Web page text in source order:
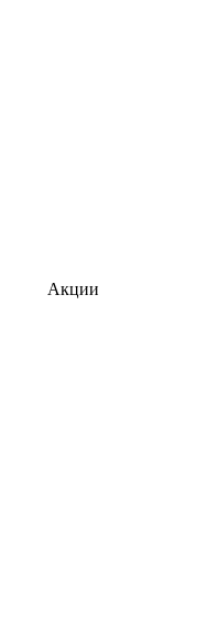
Акции